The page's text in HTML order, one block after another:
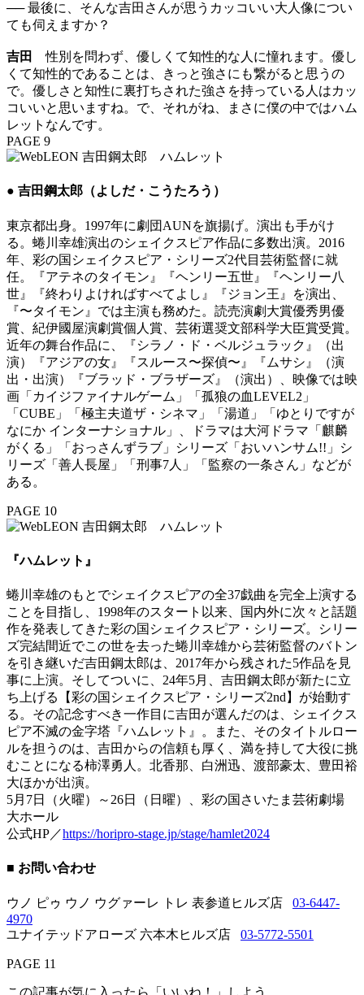
── 最後に、そんな吉田さんが思うカッコいい大人像につい
ても伺えますか？
吉田
性別を問わず、優しくて知性的な人に憧れます。優し
くて知性的であることは、きっと強さにも繋がると思うの
で。優しさと知性に裏打ちされた強さを持っている人はカッ
コいいと思いますね。で、それがね、まさに僕の中ではハム
レットなんです。
PAGE 9
● 吉田鋼太郎（よしだ・こうたろう）
東京都出身。1997年に劇団AUNを旗揚げ。演出も手がけ
る。蜷川幸雄演出のシェイクスピア作品に多数出演。2016
年、彩の国シェイクスピア・シリーズ2代目芸術監督に就
任。『アテネのタイモン』『ヘンリー五世』『ヘンリー八
世』『終わりよければすべてよし』『ジョン王』を演出、
『〜タイモン』では主演も務めた。読売演劇大賞優秀男優
賞、紀伊國屋演劇賞個人賞、芸術選奨文部科学大臣賞受賞。
近年の舞台作品に、『シラノ・ド・ベルジュラック』（出
演）『アジアの女』『スルース〜探偵〜』『ムサシ』（演
出・出演）『ブラッド・ブラザーズ』（演出）、映像では映
画「カイジファイナルゲーム」「孤狼の血LEVEL2」
「CUBE」「極主夫道ザ・シネマ」「湯道」「ゆとりですが
なにか インターナショナル」、ドラマは大河ドラマ「麒麟
がくる」「おっさんずラブ」シリーズ「おいハンサム!!」シ
リーズ「善人長屋」「刑事7人」「監察の一条さん」などが
ある。
PAGE 10
『ハムレット』
蜷川幸雄のもとでシェイクスピアの全37戯曲を完全上演する
ことを目指し、1998年のスタート以来、国内外に次々と話題
作を発表してきた彩の国シェイクスピア・シリーズ。シリー
ズ完結間近でこの世を去った蜷川幸雄から芸術監督のバトン
を引き継いだ吉田鋼太郎は、2017年から残された5作品を見
事に上演。そしてついに、24年5月、吉田鋼太郎が新たに立
ち上げる【彩の国シェイクスピア・シリーズ2nd】が始動す
る。その記念すべき一作目に吉田が選んだのは、シェイクス
ピア不滅の金字塔『ハムレット』。また、そのタイトルロー
ルを担うのは、吉田からの信頼も厚く、満を持して大役に挑
むことになる柿澤勇人。北香那、白洲迅、渡部豪太、豊田裕
大ほかが出演。
5月7日（火曜）～26日（日曜）、彩の国さいたま芸術劇場
大ホール
公式HP／https://horipro-stage.jp/stage/hamlet2024
■ お問い合わせ
ウノ ピゥ ウノ ウグァーレ トレ 表参道ヒルズ店 03-6447-
4970
ユナイテッドアローズ 六本木ヒルズ店 03-5772-5501
PAGE 11
この記事が気に入ったら「いいね！」しよう